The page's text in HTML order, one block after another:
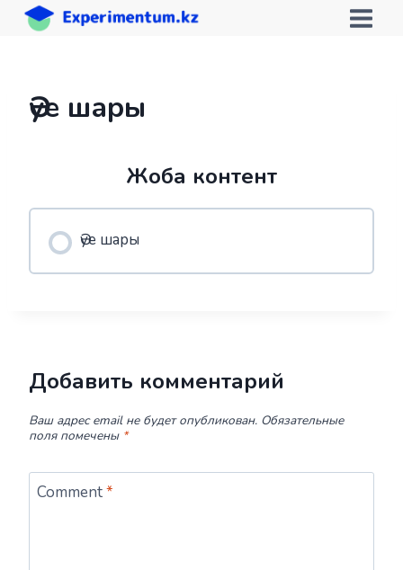
Skip
Әуе шары
Жоба контент
Әуе шары
Добавить комментарий
Ваш адрес email не будет опубликован. Обязательные
поля помечены *
Comment*